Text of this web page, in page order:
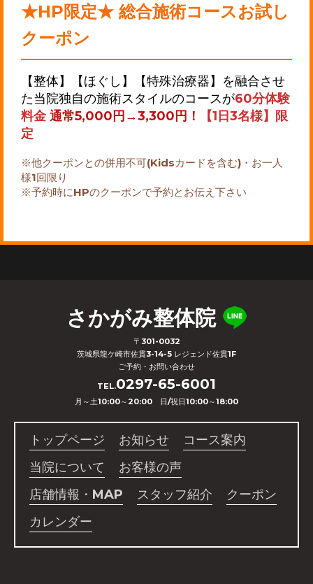
★HP限定★ 総合施術コースお試し
クーポン
【整体】【ほぐし】【特殊治療器】を融合させ
た当院独自の施術スタイルのコースが60分体験
料金 通常5,000円→3,300円！
【1日3名様】限
定
※他クーポンとの併用不可(Kidsカードを含む)・お一人
様1回限り
※予約時にHPのクーポンで予約とお伝え下さい
さかがみ整体院
〒301-0032
茨城県龍ケ崎市佐貫3-14-5 レジェンド佐貫1F
ご予約・お問い合わせ
TEL.0297-65-6001
月～土10:00～20:00 日/祝日10:00～18:00
トップページ お知らせ
コース案内
当院について
お客様の声
店舗情報・MAP
スタッフ紹介
クーポン
カレンダー